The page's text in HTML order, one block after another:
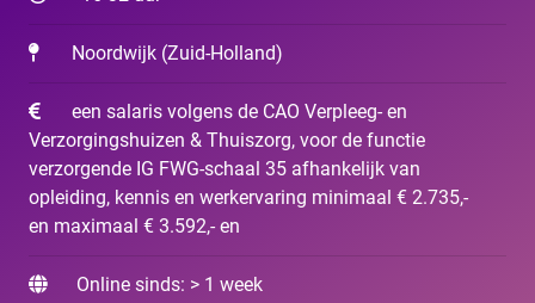
Noordwijk (Zuid-Holland)
een salaris volgens de CAO Verpleeg- en
Verzorgingshuizen & Thuiszorg, voor de functie
verzorgende IG FWG-schaal 35 afhankelijk van
opleiding, kennis en werkervaring minimaal € 2.735,-
en maximaal € 3.592,- en
Online sinds: > 1 week